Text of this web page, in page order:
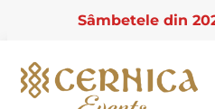
Sâmbetele din